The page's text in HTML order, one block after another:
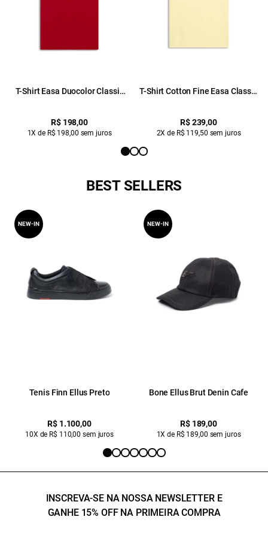
T-Shirt Easa Duocolor Classic
R$ 198,00
1X de R$ 198,00 sem juros
T-Shirt Cotton Fine Easa Classic
R$ 239,00
2X de R$ 119,50 sem juros
BEST SELLERS
Tenis Finn Ellus Preto
R$ 1.100,00
10X de R$ 110,00 sem juros
NEW-IN
Bone Ellus Brut Denin Cafe
R$ 189,00
1X de R$ 189,00 sem juros
NEW-IN
INSCREVA-SE NA NOSSA NEWSLETTER E
GANHE 15% OFF NA PRIMEIRA COMPRA